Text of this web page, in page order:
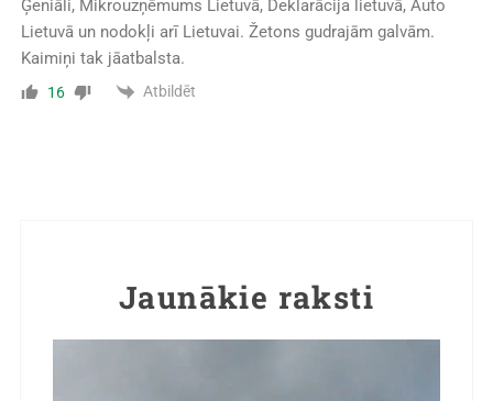
Ģeniāli, Mikrouzņēmums Lietuvā, Deklarācija lietuvā, Auto
Lietuvā un nodokļi arī Lietuvai. Žetons gudrajām galvām.
Kaimiņi tak jāatbalsta.
16 Atbildēt
Jaunākie raksti